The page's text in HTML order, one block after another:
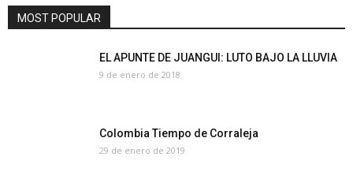
MOST POPULAR
EL APUNTE DE JUANGUI: LUTO BAJO LA LLUVIA
9 de enero de 2018
Colombia Tiempo de Corraleja
29 de enero de 2019